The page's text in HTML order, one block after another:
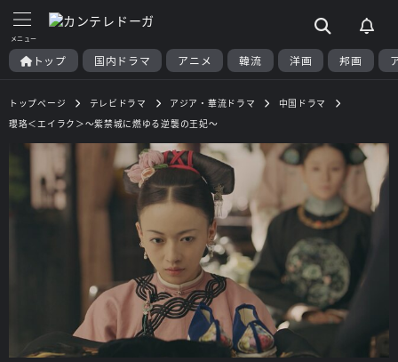
トップ 国内ドラマ アニメ 韓流 洋画 邦画
トップページ テレビドラマ アジア・華流ドラマ
中国ドラマ
瓔珞＜エイラク＞～紫禁城に燃ゆる逆襲の王妃～